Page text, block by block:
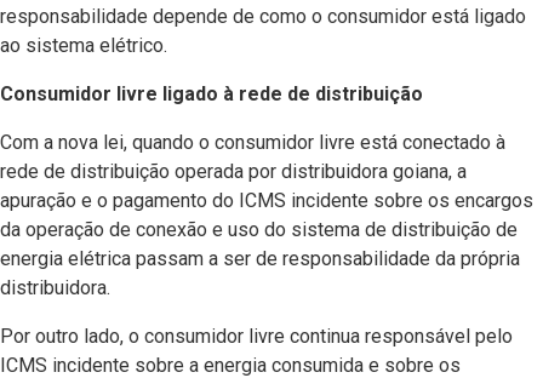
responsabilidade depende de como o consumidor está ligado
ao sistema elétrico.
Consumidor livre ligado à rede de distribuição
Com a nova lei, quando o consumidor livre está conectado à
rede de distribuição operada por distribuidora goiana, a
apuração e o pagamento do ICMS incidente sobre os encargos
da operação de conexão e uso do sistema de distribuição de
energia elétrica passam a ser de responsabilidade da própria
distribuidora.
Por outro lado, o consumidor livre continua responsável pelo
ICMS incidente sobre a energia consumida e sobre os